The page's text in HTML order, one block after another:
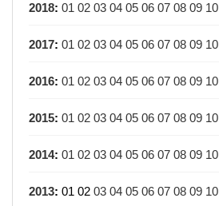
2018: 01 02 03 04 05 06 07 08 09 10
2017: 01 02 03 04 05 06 07 08 09 10
2016: 01 02 03 04 05 06 07 08 09 10
2015: 01 02 03 04 05 06 07 08 09 10
2014: 01 02 03 04 05 06 07 08 09 10
2013: 01 02 03 04 05 06 07 08 09 10